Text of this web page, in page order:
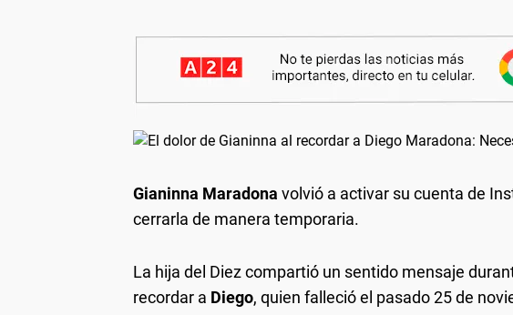
Gianinna Maradona volvió a activar su cuenta de
cerrarla de manera temporaria.
La hija del Diez compartió un sentido mensaje
recordar a Diego, quien falleció el pasado 25 de